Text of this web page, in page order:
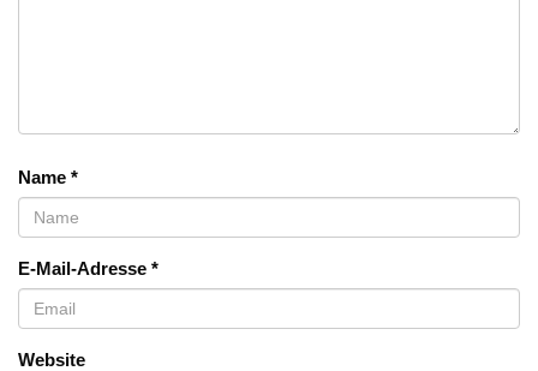
Name *
E-Mail-Adresse *
Website